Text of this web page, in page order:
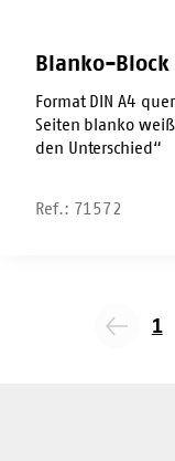
Blanko-Block
Format DIN A4
Seiten blanko
den Unterschied“
Ref.: 71572
1